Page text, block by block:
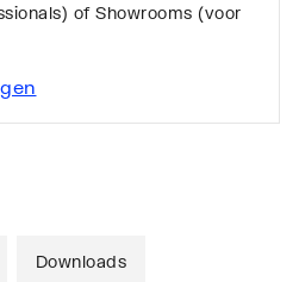
of Showrooms (voor
Downloads